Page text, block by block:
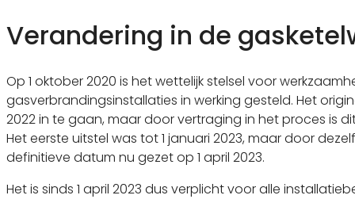
Verandering in de
Op 1 oktober 2020 is het wettelijk stelsel voor
gasverbrandingsinstallaties in werking gesteld. Het
2022 in te gaan, maar door vertraging in het proces is
Het eerste uitstel was tot 1 januari 2023, maar door
definitieve datum nu gezet op 1 april 2023.
Het is sinds 1 april 2023 dus verplicht voor alle